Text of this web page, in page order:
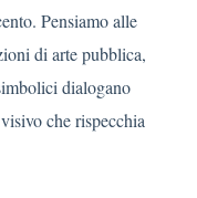
Pensiamo alle
di arte pubblica,
dialogano
che rispecchia